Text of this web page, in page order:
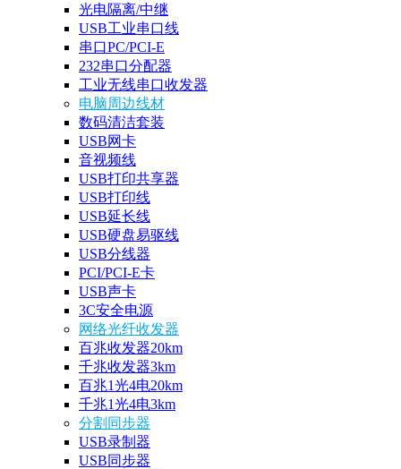
光电隔离/中继
USB工业串口线
串口PC/PCI-E
232串口分配器
工业无线串口收发器
电脑周边线材
数码清洁套装
USB网卡
音视频线
USB打印共享器
USB打印线
USB延长线
USB硬盘易驱线
USB分线器
PCI/PCI-E卡
USB声卡
3C安全电源
网络光纤收发器
百兆收发器20km
千兆收发器3km
百兆1光4电20km
千兆1光4电3km
分割同步器
USB录制器
USB同步器